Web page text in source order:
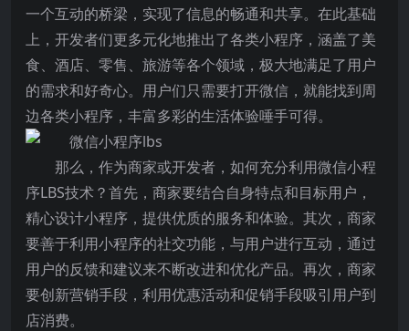
一个互动的桥梁，实现了信息的畅通和共享。在此基础
上，开发者们更多元化地推出了各类小程序，涵盖了美
食、酒店、零售、旅游等各个领域，极大地满足了用户
的需求和好奇心。用户们只需要打开微信，就能找到周
边各类小程序，丰富多彩的生活体验唾手可得。
那么，作为商家或开发者，如何充分利用微信小程
序LBS技术？首先，商家要结合自身特点和目标用户，
精心设计小程序，提供优质的服务和体验。其次，商家
要善于利用小程序的社交功能，与用户进行互动，通过
用户的反馈和建议来不断改进和优化产品。再次，商家
要创新营销手段，利用优惠活动和促销手段吸引用户到
店消费。